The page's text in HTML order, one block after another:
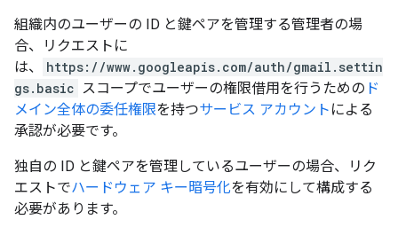
組織内のユーザーの ID と鍵ペアを管理する管理者の場
合、リクエストに
は、
https://www.googleapis.com/auth/gmail.settin
gs.basic スコープでユーザーの権限借用を行うための ド
メイン全体の委任権限を持つサービス アカウント による
承認が必要です。
独自の ID と鍵ペアを管理しているユーザーの場合、リク
エストでハードウェア キー暗号化を有効にして構成する
必要があります。